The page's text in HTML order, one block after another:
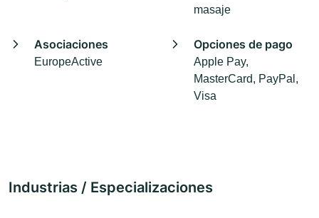
masaje
Asociaciones
EuropeActive
Opciones de pago
Apple Pay,
MasterCard, PayPal,
Visa
Industrias / Especializaciones